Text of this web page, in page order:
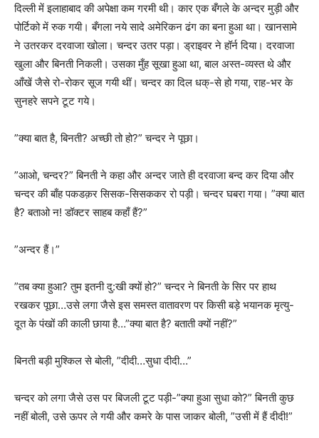
दिल्ली में इलाहाबाद की अपेक्षा कम गरमी थी। कार एक बँगले के अन्दर मुड़ी और
पोर्टिको में रुक गयी। बँगला नये सादे अमेरिकन ढंग का बना हुआ था। खानसामे
ने उतरकर दरवाजा खोला। चन्दर उतर पड़ा। ड्राइवर ने हॉर्न दिया। दरवाजा
खुला और बिनती निकली। उसका मुँह सूखा हुआ था, बाल अस्त-व्यस्त थे और
आँखें जैसे रो-रोकर सूज गयी थीं। चन्दर का दिल धक्-से हो गया, राह-भर के
सुनहरे सपने टूट गये।
”क्या बात है, बिनती? अच्छी तो हो?” चन्दर ने पूछा।
”आओ, चन्दर?” बिनती ने कहा और अन्दर जाते ही दरवाजा बन्द कर दिया और
चन्दर की बाँह पकडक़र सिसक-सिसककर रो पड़ी। चन्दर घबरा गया। ”क्या बात
है? बताओ न! डॉक्टर साहब कहाँ हैं?”
”अन्दर हैं।”
”तब क्या हुआ? तुम इतनी दु:खी क्यों हो?” चन्दर ने बिनती के सिर पर हाथ
रखकर पूछा…उसे लगा जैसे इस समस्त वातावरण पर किसी बड़े भयानक मृत्यु-
दूत के पंखों की काली छाया है…”क्या बात है? बताती क्यों नहीं?”
बिनती बड़ी मुश्किल से बोली, ”दीदी…सुधा दीदी…”
चन्दर को लगा जैसे उस पर बिजली टूट पड़ी-”क्या हुआ सुधा को?” बिनती कुछ
नहीं बोली, उसे ऊपर ले गयी और कमरे के पास जाकर बोली, ”उसी में हैं दीदी!”